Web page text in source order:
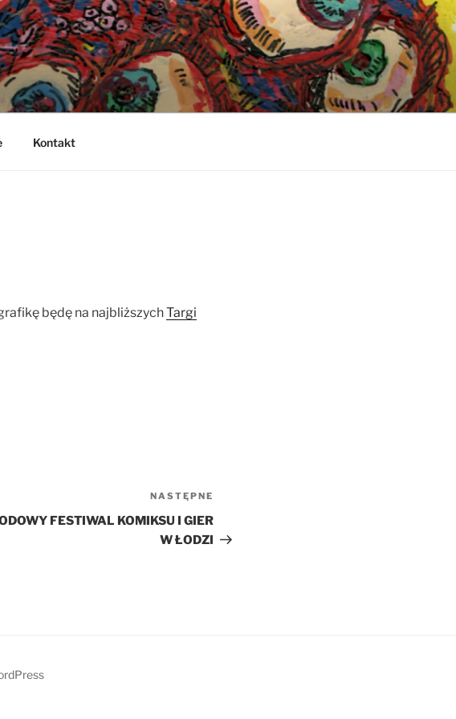
Kontakt
będę na najbliższychTargi
wpis
NASTĘPNE
FESTIWAL KOMIKSU I GIER
W ŁODZI